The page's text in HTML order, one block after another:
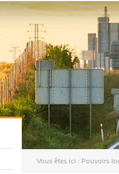
Vous êtes ici : Pouvoirs